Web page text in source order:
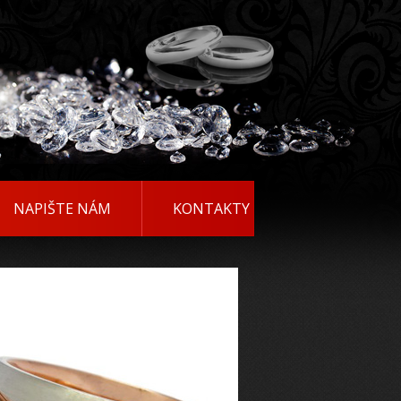
NAPIŠTE NÁM KONTAKTY